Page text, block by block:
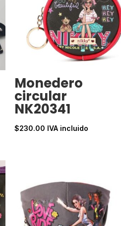
Monedero
circular
NK20341
$230.00 IVA incluido